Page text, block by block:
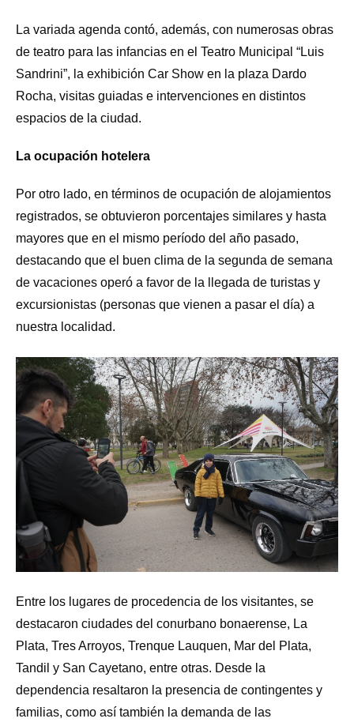
La variada agenda contó, además, con numerosas obras
de teatro para las infancias en el Teatro Municipal “Luis
Sandrini”, la exhibición Car Show en la plaza Dardo
Rocha, visitas guiadas e intervenciones en distintos
espacios de la ciudad.
La ocupación hotelera
Por otro lado, en términos de ocupación de alojamientos
registrados, se obtuvieron porcentajes similares y hasta
mayores que en el mismo período del año pasado,
destacando que el buen clima de la segunda de semana
de vacaciones operó a favor de la llegada de turistas y
excursionistas (personas que vienen a pasar el día) a
nuestra localidad.
Entre los lugares de procedencia de los visitantes, se
destacaron ciudades del conurbano bonaerense, La
Plata, Tres Arroyos, Trenque Lauquen, Mar del Plata,
Tandil y San Cayetano, entre otras. Desde la
dependencia resaltaron la presencia de contingentes y
familias, como así también la demanda de las